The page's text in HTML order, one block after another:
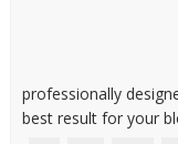
professionally
best result for your